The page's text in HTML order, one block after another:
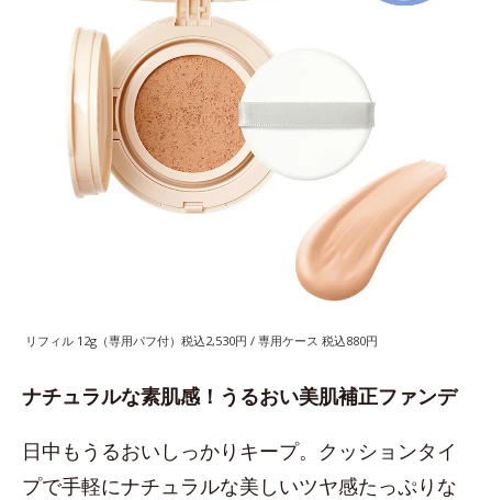
リフィル 12g（専用パフ付）税込2,530円 / 専用ケース 税込880円
ナチュラルな素肌感！うるおい美肌補正ファンデ
日中もうるおいしっかりキープ。クッションタイ
プで手軽にナチュラルな美しいツヤ感たっぷりな